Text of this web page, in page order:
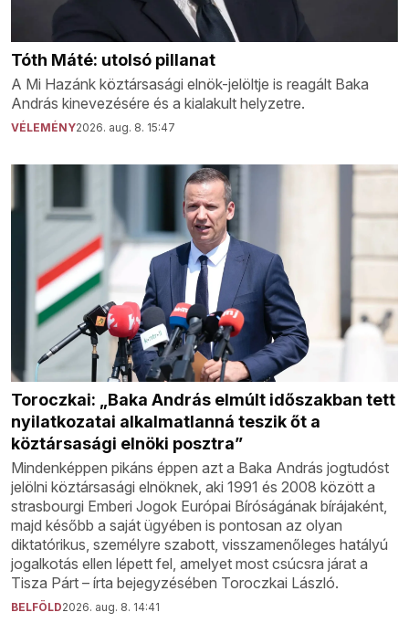
Tóth Máté: utolsó pillanat
A Mi Hazánk köztársasági elnök-jelöltje is reagált Baka
András kinevezésére és a kialakult helyzetre.
VÉLEMÉNY2026. aug. 8. 15:47
Toroczkai: „Baka András elmúlt időszakban tett
nyilatkozatai alkalmatlanná teszik őt a
köztársasági elnöki posztra”
Mindenképpen pikáns éppen azt a Baka András jogtudóst
jelölni köztársasági elnöknek, aki 1991 és 2008 között a
strasbourgi Emberi Jogok Európai Bíróságának bírájaként,
majd később a saját ügyében is pontosan az olyan
diktatórikus, személyre szabott, visszamenőleges hatályú
jogalkotás ellen lépett fel, amelyet most csúcsra járat a
Tisza Párt – írta bejegyzésében Toroczkai László.
BELFÖLD2026. aug. 8. 14:41